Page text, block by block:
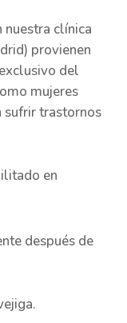
clínica
provienen
del
mujeres
sufrir trastornos
en
después de